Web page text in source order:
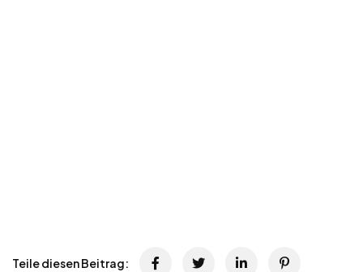
Teile diesen Beitrag: